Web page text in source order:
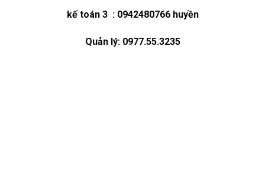
kế toán 3 : 0942480766 huyền
Quản lý: 0977.55.3235